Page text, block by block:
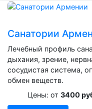
Санатории
Лечебный профиль
дыхания, зрение,
сосудистая система,
обмен веществ.
Цены: от 3400